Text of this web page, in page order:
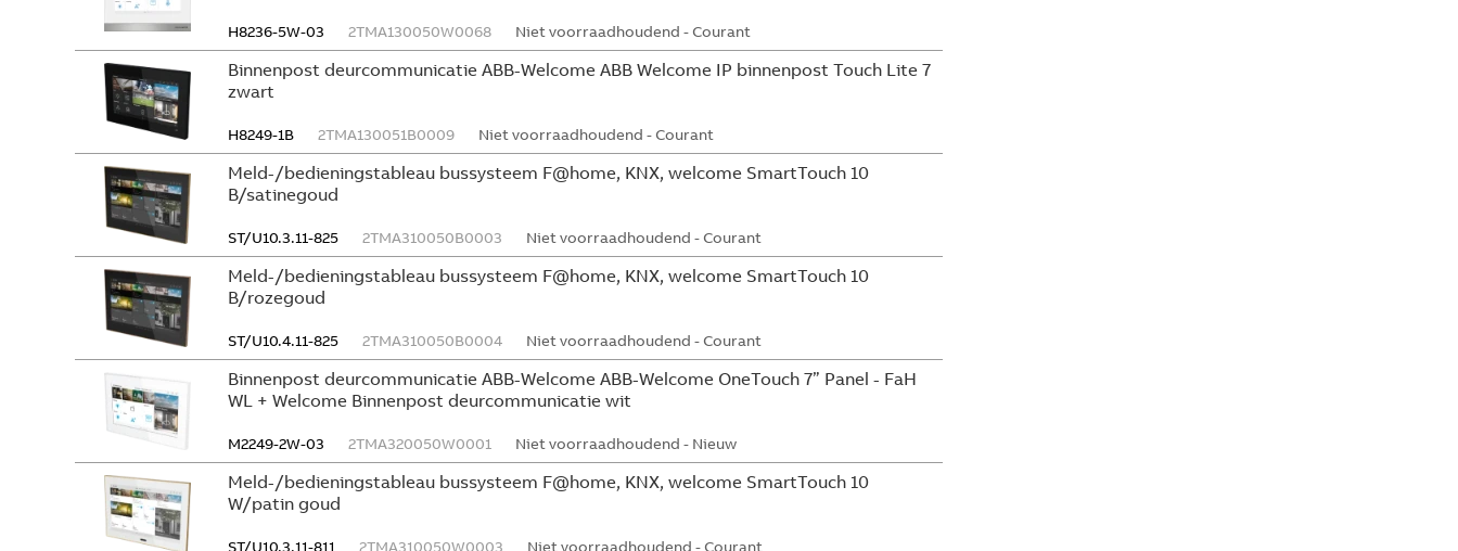
H8236-5W-03 2TMA130050W0068 Niet voorraadhoudend - Courant
Binnenpost deurcommunicatie ABB-Welcome ABB Welcome IP binnenpost Touch Lite 7
zwart
H8249-1B 2TMA130051B0009 Niet voorraadhoudend - Courant
Meld-/bedieningstableau bussysteem F@home, KNX, welcome SmartTouch 10
B/satinegoud
ST/U10.3.11-825 2TMA310050B0003 Niet voorraadhoudend - Courant
Meld-/bedieningstableau bussysteem F@home, KNX, welcome SmartTouch 10
B/rozegoud
ST/U10.4.11-825 2TMA310050B0004 Niet voorraadhoudend - Courant
Binnenpost deurcommunicatie ABB-Welcome ABB-Welcome OneTouch 7” Panel - FaH
WL + Welcome Binnenpost deurcommunicatie wit
M2249-2W-03 2TMA320050W0001 Niet voorraadhoudend - Nieuw
Meld-/bedieningstableau bussysteem F@home, KNX, welcome SmartTouch 10
W/patin goud
ST/U10.3.11-811 2TMA310050W0003 Niet voorraadhoudend - Courant